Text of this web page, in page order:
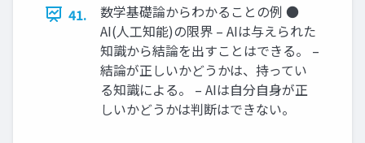
41.
数学基礎論からわかることの例 ●
AI(人工知能)の限界 – AIは与えられた
知識から結論を出すことはできる。 –
結論が正しいかどうかは、持ってい
る知識による。 – AIは自分自身が正
しいかどうかは判断はできない。